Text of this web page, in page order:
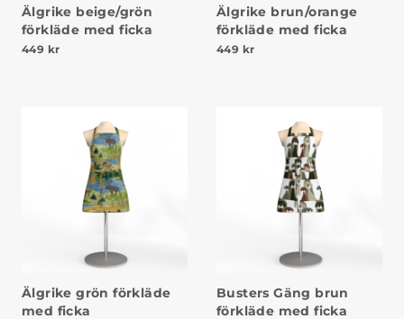
Älgrike beige/grön
förkläde med ficka
449 kr
Älgrike brun/orange
förkläde med ficka
449 kr
Älgrike grön förkläde
med ficka
Busters Gäng brun
förkläde med ficka